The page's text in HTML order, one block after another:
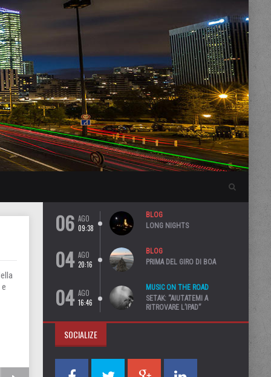
06 AGO
09:38
BLOG
LONG NIGHTS
04 AGO
20:16
BLOG
PRIMA DEL GIRO DI BOA
04 AGO
16:46
MUSIC ON THE ROAD
SETAK: “AIUTATEMI A
RITROVARE L’IPAD”
SOCIALIZE